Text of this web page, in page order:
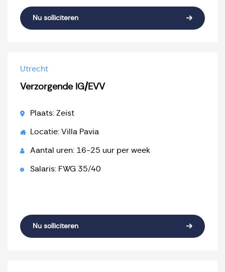
Nu solliciteren
Utrecht
Verzorgende IG/EVV
Plaats: Zeist
Locatie: Villa Pavia
Aantal uren: 16-25 uur per week
Salaris: FWG 35/40
Nu solliciteren